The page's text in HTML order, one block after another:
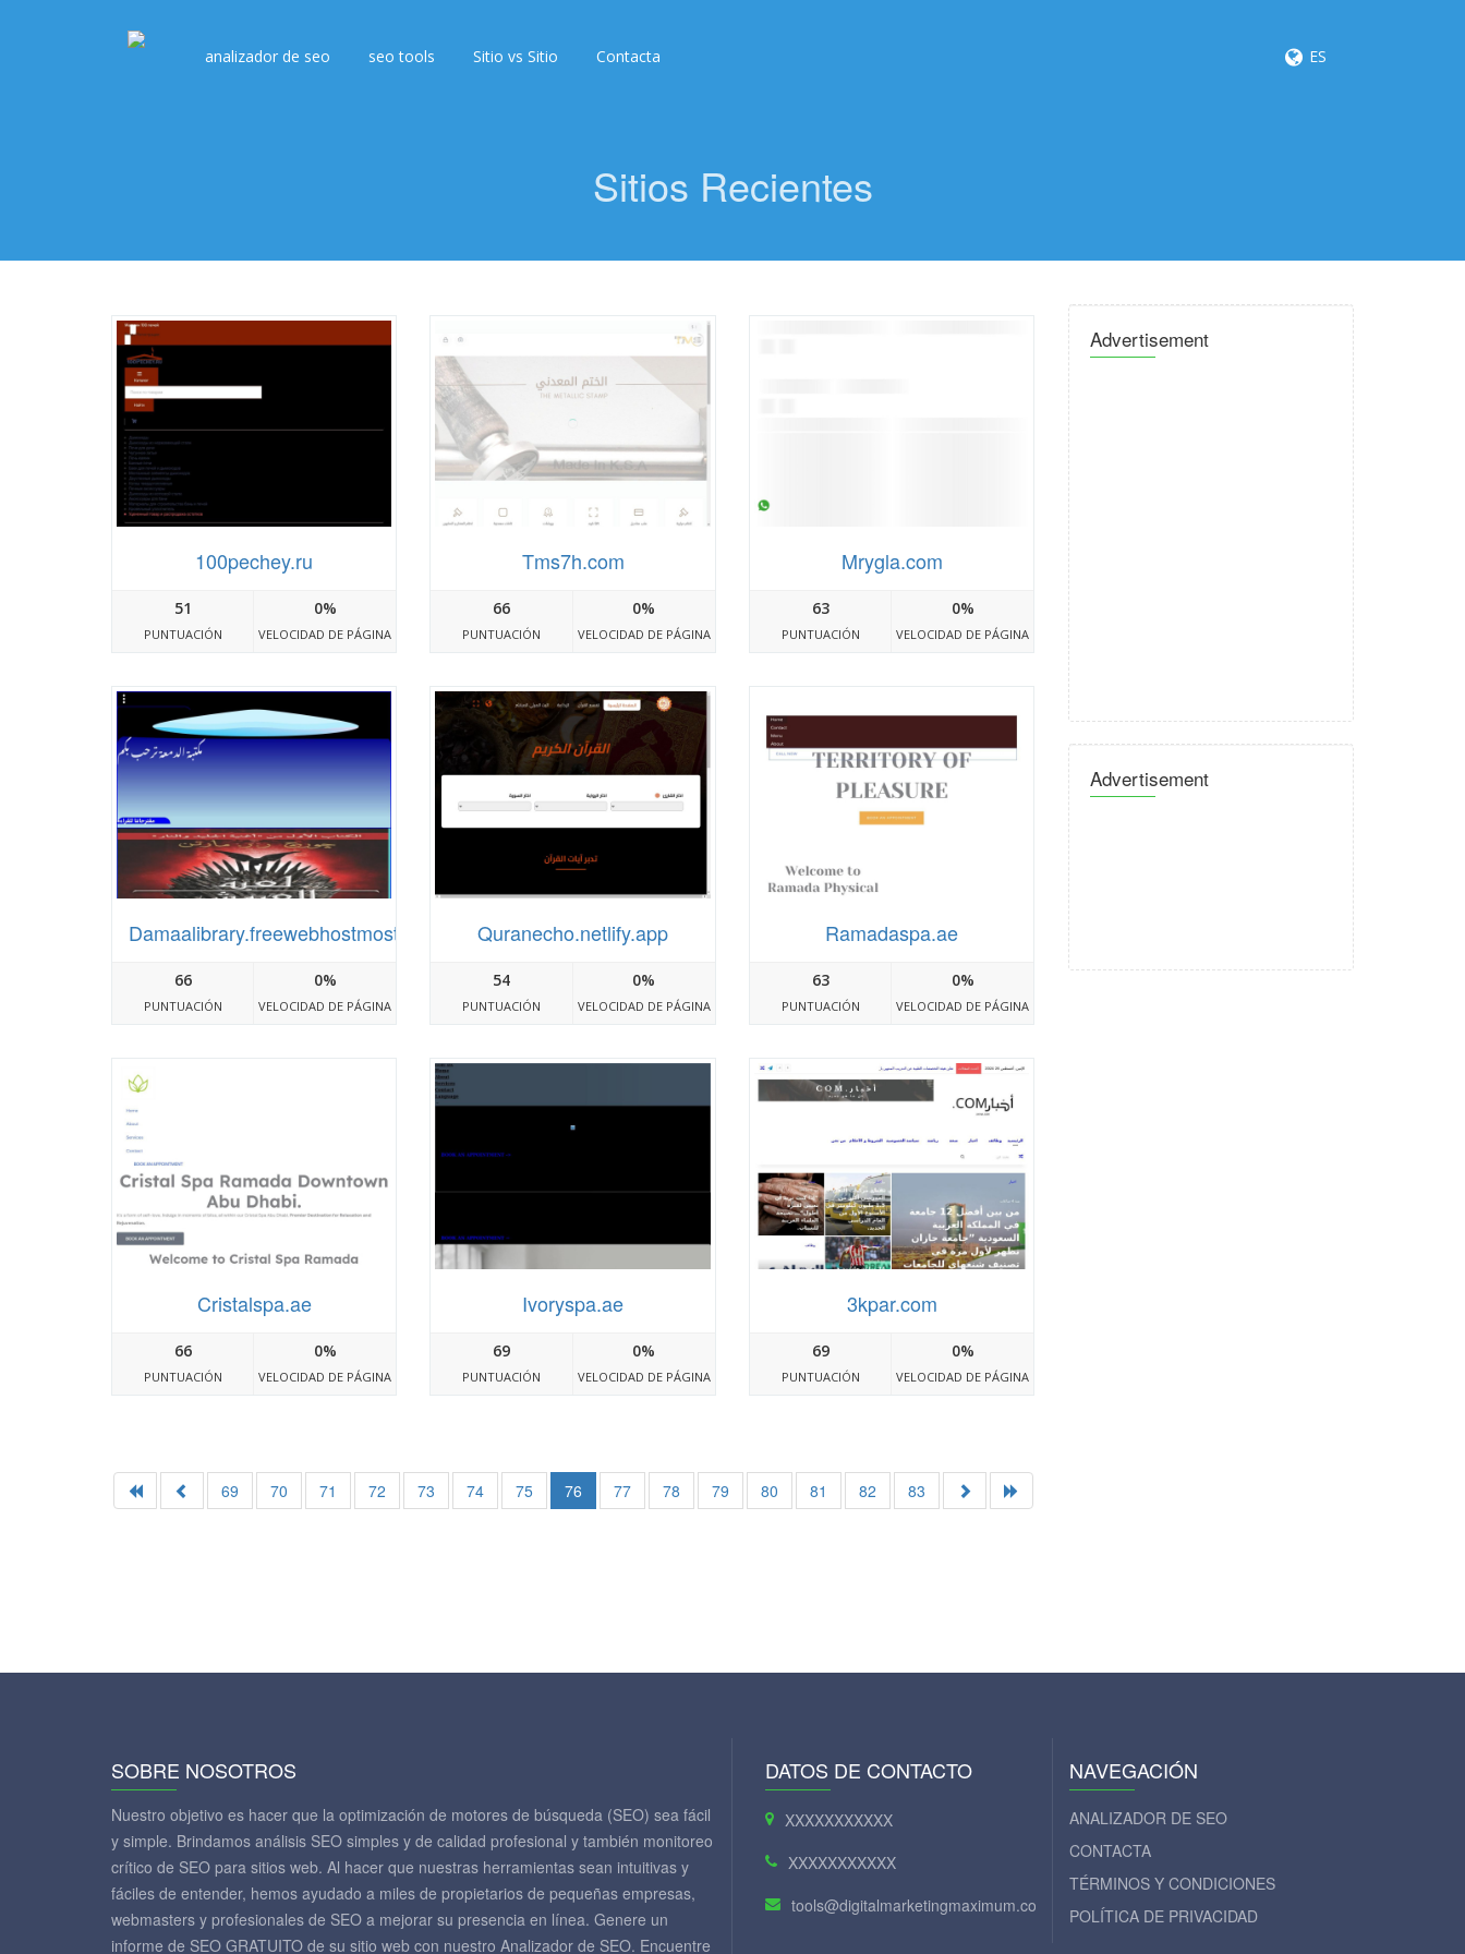
analizador de seo seo tools Sitio vs Sitio Contacta ES
Sitios Recientes
100pechey.ru
51
PUNTUACIÓN
0%
VELOCIDAD DE PÁGINA
Tms7h.com
66
PUNTUACIÓN
0%
VELOCIDAD DE PÁGINA
Mrygla.com
63
PUNTUACIÓN
0%
VELOCIDAD DE PÁGINA
Damaalibrary.freewebhostmost.com
66
PUNTUACIÓN
0%
VELOCIDAD DE PÁGINA
Quranecho.netlify.app
54
PUNTUACIÓN
0%
VELOCIDAD DE PÁGINA
Ramadaspa.ae
63
PUNTUACIÓN
0%
VELOCIDAD DE PÁGINA
Cristalspa.ae
66
PUNTUACIÓN
0%
VELOCIDAD DE PÁGINA
Ivoryspa.ae
69
PUNTUACIÓN
0%
VELOCIDAD DE PÁGINA
3kpar.com
69
PUNTUACIÓN
0%
VELOCIDAD DE PÁGINA
69 70 71 72 73 74 75 76 77 78 79 80 81 82 83
Advertisement
Advertisement
SOBRE NOSOTROS
Nuestro objetivo es hacer que la optimización de motores de búsqueda (SEO) sea fácil
y simple. Brindamos análisis SEO simples y de calidad profesional y también monitoreo
crítico de SEO para sitios web. Al hacer que nuestras herramientas sean intuitivas y
fáciles de entender, hemos ayudado a miles de propietarios de pequeñas empresas,
webmasters y profesionales de SEO a mejorar su presencia en línea. Genere un
informe de SEO GRATUITO de su sitio web con nuestro Analizador de SEO. Encuentre
DATOS DE CONTACTO
XXXXXXXXXXX
XXXXXXXXXXX
tools@digitalmarketingmaximum.com
NAVEGACIÓN
ANALIZADOR DE SEO
CONTACTA
TÉRMINOS Y CONDICIONES
POLÍTICA DE PRIVACIDAD